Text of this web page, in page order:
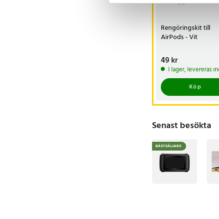
Rengöringskit till
AirPods - Vit
Pris:49 kr
49 kr
I lager, levereras
Köp
Senast besökta
BÄSTSÄLJARE